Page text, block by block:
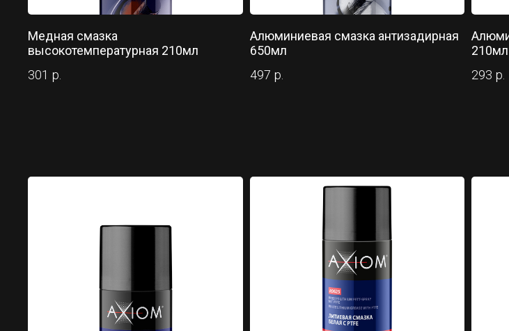
Медная смазка
высокотемпературная 210мл
301 р.
Алюминиевая смазка антизадирная
650мл
497 р.
210мл
293 р.